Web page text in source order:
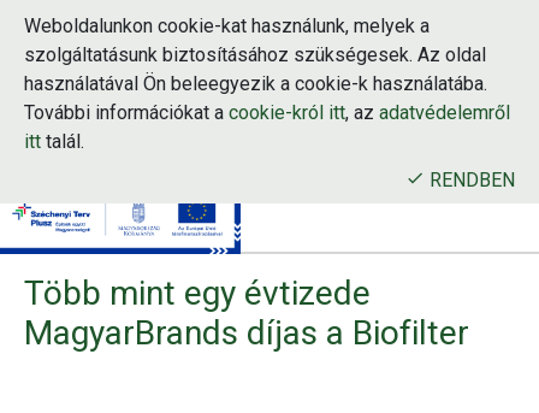
Weboldalunkon cookie-kat használunk, melyek a
szolgáltatásunk biztosításához szükségesek. Az oldal
használatával Ön beleegyezik a cookie-k használatába.
További információkat a cookie-król itt, az adatvédelemről
itt talál.
RENDBEN
Ugrás
tartalomra
Több mint egy évtizede
MagyarBrands díjas a Biofilter